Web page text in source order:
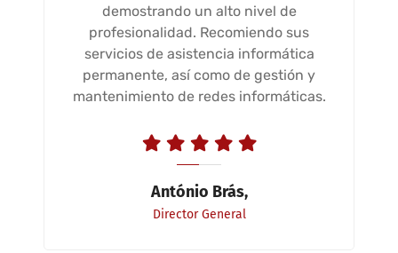
demostrando un alto nivel de
profesionalidad. Recomiendo sus
servicios de asistencia informática
permanente, así como de gestión y
mantenimiento de redes informáticas.
António Brás,
Director General